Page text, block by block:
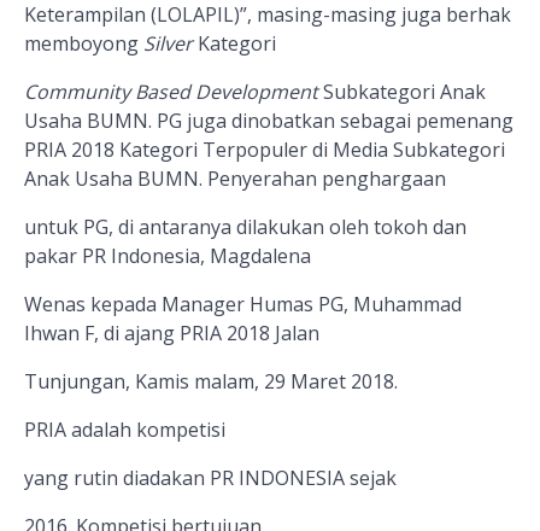
Keterampilan (LOLAPIL)”, masing-masing juga berhak
memboyong Silver Kategori
Community Based DevelopmentSubkategori Anak
Usaha BUMN. PG juga dinobatkan sebagai pemenang
PRIA 2018 Kategori Terpopuler di Media Subkategori
Anak Usaha BUMN. Penyerahan penghargaan
untuk PG, di antaranya dilakukan oleh tokoh dan
pakar PR Indonesia, Magdalena
Wenas kepada Manager Humas PG, Muhammad
Ihwan F, di ajang PRIA 2018 Jalan
Tunjungan, Kamis malam, 29 Maret 2018.
PRIA adalah kompetisi
yang rutin diadakan PR INDONESIAsejak